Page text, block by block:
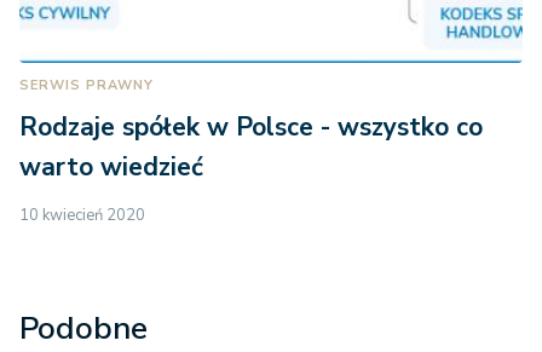
SERWIS PRAWNY
Rodzaje spółek w Polsce - wszystko co
warto wiedzieć
10 kwiecień 2020
Podobne